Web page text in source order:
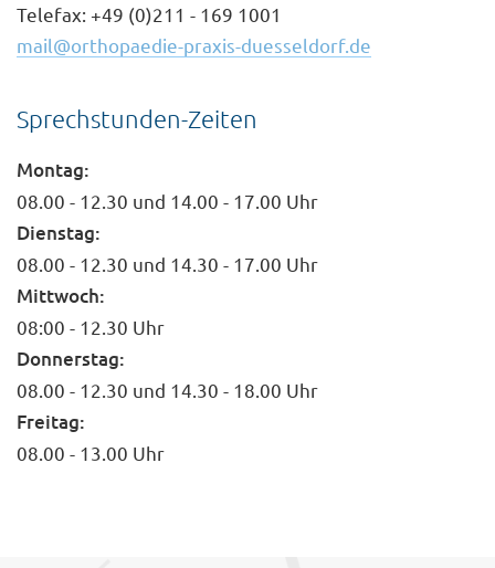
Telefax: +49 (0)211 - 169 1001
mail@orthopaedie-praxis-duesseldorf.de
Sprechstunden-Zeiten
Montag:
08.00 - 12.30 und 14.00 - 17.00 Uhr
Dienstag:
08.00 - 12.30 und 14.30 - 17.00 Uhr
Mittwoch:
08:00 - 12.30 Uhr
Donnerstag:
08.00 - 12.30 und 14.30 - 18.00 Uhr
Freitag:
08.00 - 13.00 Uhr